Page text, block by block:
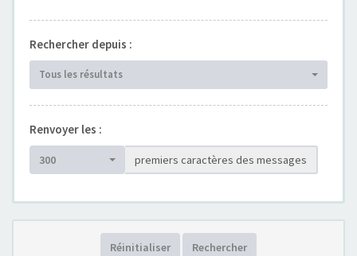
Rechercher depuis :
Tous les résultats
Renvoyer les :
300 premiers caractères des messages
Réinitialiser Rechercher